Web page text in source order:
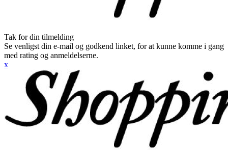
Tak for din tilmelding
Se venligst din e-mail og godkend linket, for at kunne komme i gang
med rating og anmeldelserne.
x